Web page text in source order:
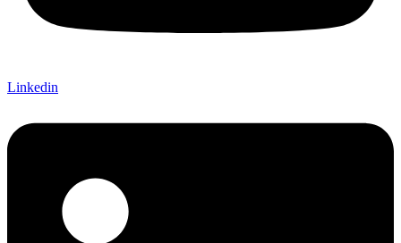
Linkedin